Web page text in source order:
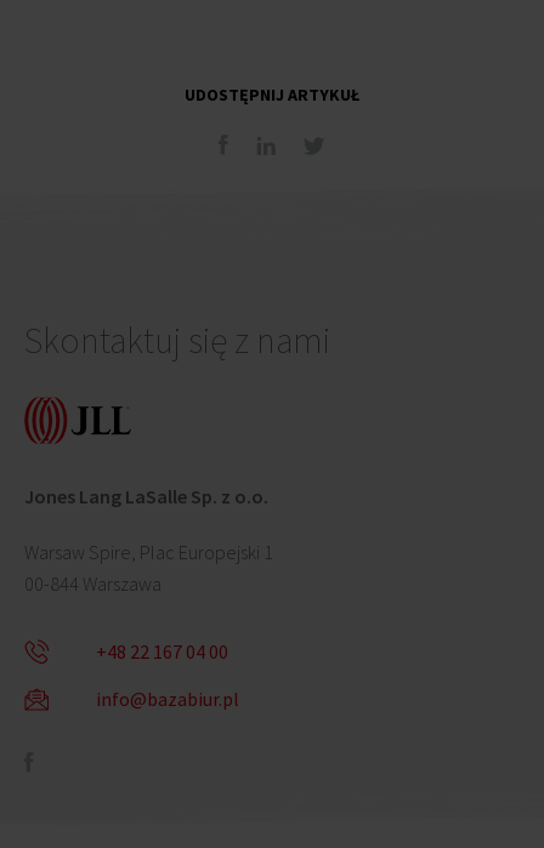
UDOSTĘPNIJ ARTYKUŁ
Skontaktuj się z nami
Jones Lang LaSalle Sp. z o.o.
Warsaw Spire, Plac Europejski 1
00-844 Warszawa
+48 22 167 04 00
info@bazabiur.pl